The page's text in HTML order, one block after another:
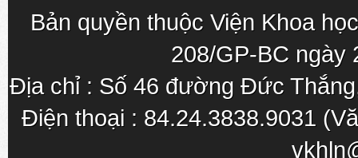
Bản quyền thuộc Viện Khoa
208/GP-BC ngày
Địa chỉ : Số 46 đường Đức
Điện thoại : 84.24.3838.9031